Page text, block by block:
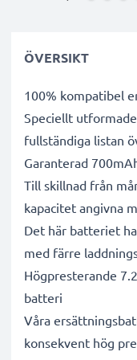
ÖVERSIKT
100% kompatibel
Speciellt
fullständiga listan
Garanterad
Till skillnad från
kapacitet angivna
Det här batteriet
med färre
Högpresterande
batteri
Våra
konsekvent hög